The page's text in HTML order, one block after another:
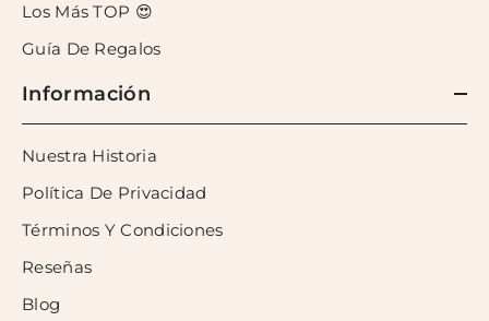
Los Más TOP 😍
Guía De Regalos
Información
Nuestra Historia
Política De Privacidad
Términos Y Condiciones
Reseñas
Blog